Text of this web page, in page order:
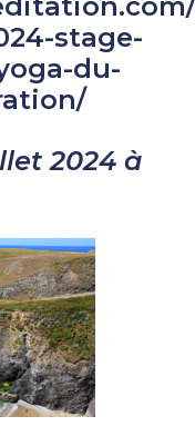
stage-
du-
2024 à